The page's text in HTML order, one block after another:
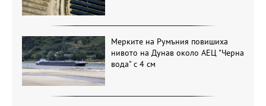
Мерките на Румъния повишиха
нивото на Дунав около АЕЦ "Черна
вода" с 4 см